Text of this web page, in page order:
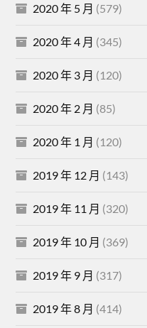
2020 年 5 月 (579)
2020 年 4 月 (345)
2020 年 3 月 (120)
2020 年 2 月 (85)
2020 年 1 月 (120)
2019 年 12 月 (143)
2019 年 11 月 (320)
2019 年 10 月 (369)
2019 年 9 月 (317)
2019 年 8 月 (414)